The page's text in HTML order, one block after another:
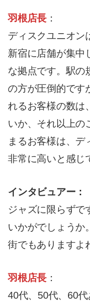
羽根店長 ：
ディスクユニオン
新宿に店舗が集中
な拠点です。駅の
の方が圧倒的です
れるお客様の数は
いか、それ以上の
まるお客様は、
非常に高いと感じ
インタビュアー：
ジャズに限らずで
いかがでしょうか
街でもありますよ
羽根店長 ：
40代、50代、60